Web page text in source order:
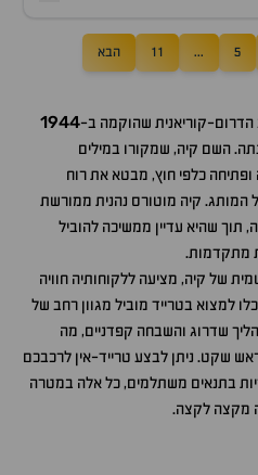
5
...
11 הבא
הדרום-קוריאנית שהוקמה ב-1944
השם קיה, שמקורו במילים
ופתיחה כלפי חוץ, מבטא את רוח
המותג. קיה מוטורס נהנית ממורשת
תוך שהיא עדיין ממשיכה להוביל
מתקדמות.
של קיה, מציעה ללקוחותיה חוויה
למצוא בטרייד מוביל מגוון רחב של
שדרוג והשבחה קפדניים, מה
ראש שקט. ניתן לבצע טרייד-אין לרכבכם
בתנאים משתלמים, כל אלה במטרה
מקצה לקצה.